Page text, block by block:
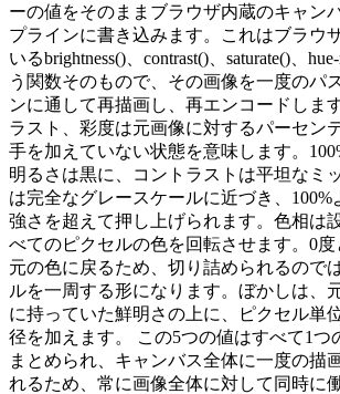
ーの値をそのままブラウザ内蔵のキャン
プラインに書き込みます。これはブラウ
いるbrightness()、contrast()、saturate()、
う関数そのもので、その画像を一度のパ
ンに通して再描画し、再エンコードしま
ラスト、彩度は元画像に対するパーセン
手を加えていない状態を意味します。
明るさは黒に、コントラストは平坦なミ
は完全なグレースケールに近づき、
強さを超えて押し上げられます。色相は
べてのピクセルの色を回転させます。0度
元の色に戻るため、切り詰められるので
ルを一周する形になります。ぼかしは、
に持っていた鮮明さの上に、ピクセル単
径を加えます。 この5つの値はすべて1つ
まとめられ、キャンバス全体に一度の描
れるため、常に画像全体に対して同時に